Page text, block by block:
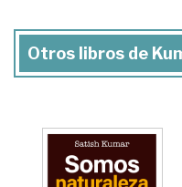
Otros libros de